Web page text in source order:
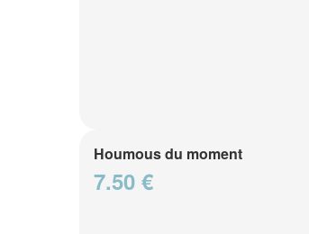
Houmous du moment
7.50 €